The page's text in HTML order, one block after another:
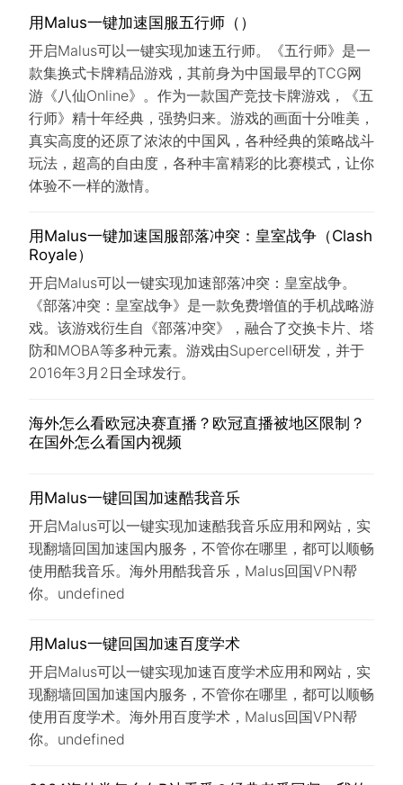
用Malus一键加速国服五行师（）
开启Malus可以一键实现加速五行师。《五行师》是一
款集换式卡牌精品游戏，其前身为中国最早的TCG网
游《八仙Online》。作为一款国产竞技卡牌游戏，《五
行师》精十年经典，强势归来。游戏的画面十分唯美，
真实高度的还原了浓浓的中国风，各种经典的策略战斗
玩法，超高的自由度，各种丰富精彩的比赛模式，让你
体验不一样的激情。
用Malus一键加速国服部落冲突：皇室战争（Clash
Royale）
开启Malus可以一键实现加速部落冲突：皇室战争。
《部落冲突：皇室战争》是一款免费增值的手机战略游
戏。该游戏衍生自《部落冲突》，融合了交换卡片、塔
防和MOBA等多种元素。游戏由Supercell研发，并于
2016年3月2日全球发行。
海外怎么看欧冠决赛直播？欧冠直播被地区限制？
在国外怎么看国内视频
用Malus一键回国加速酷我音乐
开启Malus可以一键实现加速酷我音乐应用和网站，实
现翻墙回国加速国内服务，不管你在哪里，都可以顺畅
使用酷我音乐。海外用酷我音乐，Malus回国VPN帮
你。undefined
用Malus一键回国加速百度学术
开启Malus可以一键实现加速百度学术应用和网站，实
现翻墙回国加速国内服务，不管你在哪里，都可以顺畅
使用百度学术。海外用百度学术，Malus回国VPN帮
你。undefined